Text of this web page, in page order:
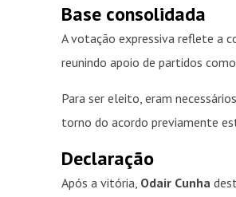
Base consolidada
A votação expressiva reflete a
reunindo apoio de partidos como
Para ser eleito, eram necessários
torno do acordo previamente
Declaração
Após a vitória, Odair Cunha